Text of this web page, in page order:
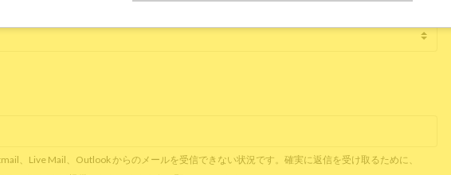
、Live Mail、Outlook からのメールを受信できない状況です。確実に返信を受け取るために、